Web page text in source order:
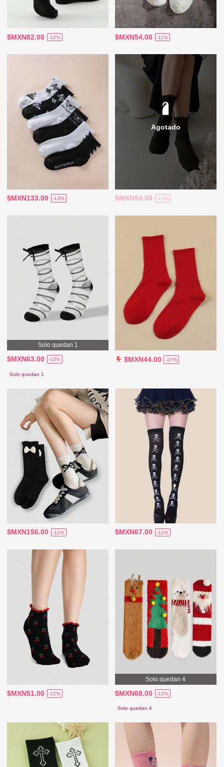
$MXN82.00 -12% $MXN54.00 -11%
$MXN133.00 -13%
Agotado
$MXN54.00 -13%
Solo quedan 1
$MXN63.00 -13%
Solo quedan 1
$MXN44.00 -27%
$MXN156.00 -12% $MXN67.00 -12%
$MXN51.00 -12%
Solo quedan 4
$MXN68.00 -12%
Solo quedan 4